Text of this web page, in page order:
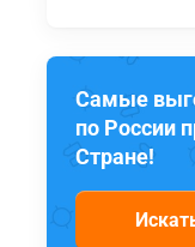
Самые
по России
Стране!